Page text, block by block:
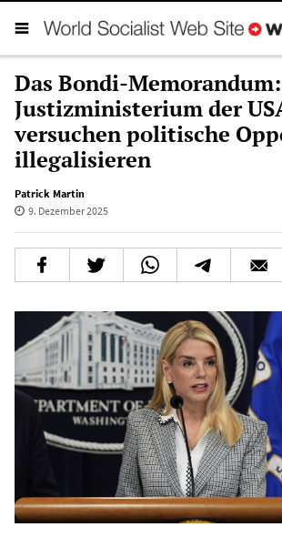
Das Bondi-
Justizministerium der
versuchen politische
illegalisieren
Patrick Martin
9. Dezember 2025